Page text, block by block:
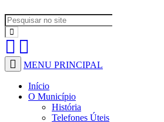
MENU PRINCIPAL
Início
O Município
História
Telefones Úteis